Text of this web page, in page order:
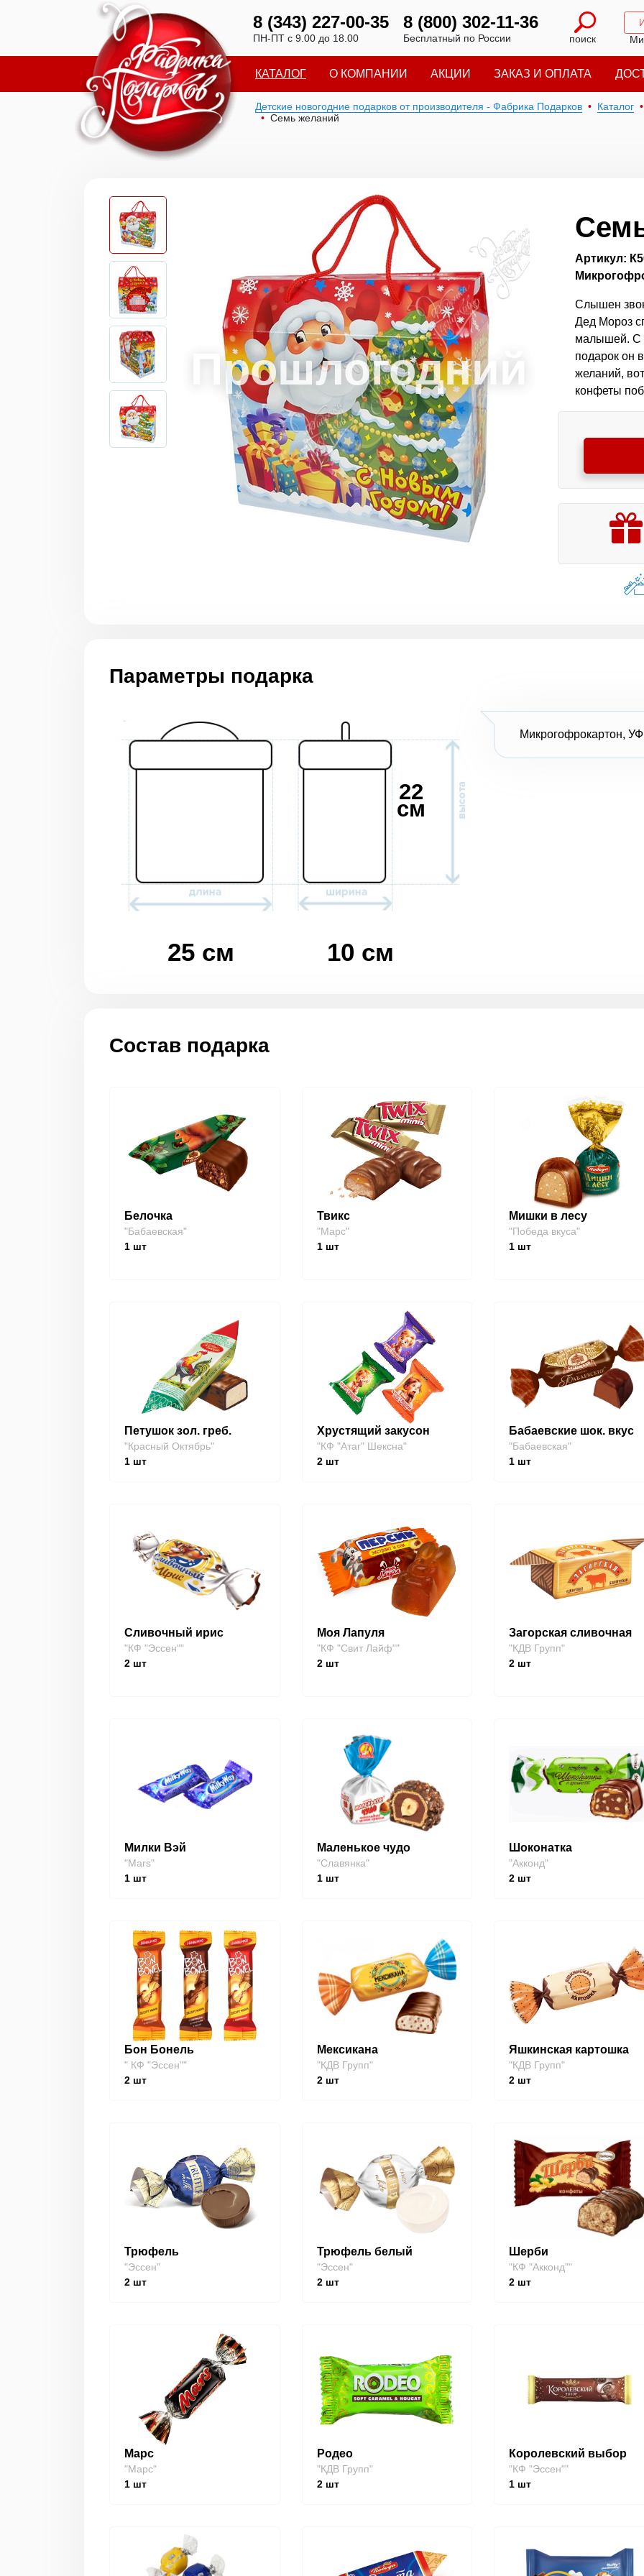
8 (343) 227-00-35
ПН-ПТ с 9.00 до 18.00
8 (800) 302-11-36
Бесплатный по России поиск
КАТАЛОГ О КОМПАНИИ АКЦИИ ЗАКАЗ И ОПЛАТА
Детские новогодние подарков от производителя - Фабрика Подарков
Каталог
Семь желаний
Артикул:
Слышен
Дед Мороз
малышей. С
подарок он
желаний,
конфеты
Параметры подарка
25 см 10 см
22
см
Микрогофрокартон,
Состав подарка
Белочка
"Бабаевская"
1 шт
Твикс
"Марс"
1шт
Мишки в лесу
"Победа вкуса"
1 шт
Петушок зол. греб.
"Красный Октябрь"
1 шт
Хрустящий закусон
"КФ "Атаг" Шексна"
2шт
Бабаевские шок. вкус
"Бабаевская"
1 шт
Сливочный ирис
"КФ "Эссен""
2 шт
Моя Лапуля
"КФ "Свит Лайф""
2шт
Загорская сливочная
"КДВ Групп"
2 шт
Милки Вэй
"Mars"
1 шт
Маленькое чудо
"Славянка"
1шт
Шоконатка
"Акконд"
2 шт
Бон Бонель
" КФ "Эссен""
2 шт
Мексикана
"КДВ Групп"
2шт
Яшкинская картошка
"КДВ Групп"
2 шт
Трюфель
"Эссен"
2 шт
Трюфель белый
"Эссен"
2шт
Шерби
"КФ "Акконд""
2 шт
Марс
"Марс"
1 шт
Родео
"КДВ Групп"
2шт
Королевский выбор
"КФ "Эссен""
1 шт